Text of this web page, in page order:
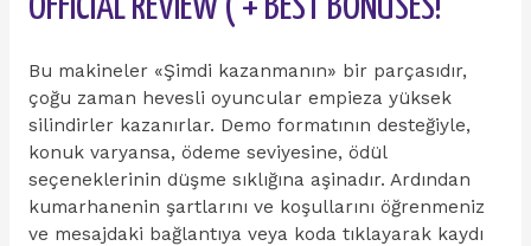
OFFICIAL REVIEW ( + BEST BONUSES!
Bu makineler «Şimdi kazanmanın» bir parçasıdır,
çoğu zaman hevesli oyuncular empieza yüksek
silindirler kazanırlar. Demo formatının desteğiyle,
konuk varyansa, ödeme seviyesine, ödül
seçeneklerinin düşme sıklığına aşinadır. Ardından
kumarhanenin şartlarını ve koşullarını öğrenmeniz
ve mesajdaki bağlantıya veya koda tıklayarak kaydı